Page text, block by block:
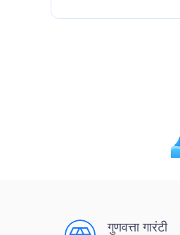
गुणवत्ता गारंटी